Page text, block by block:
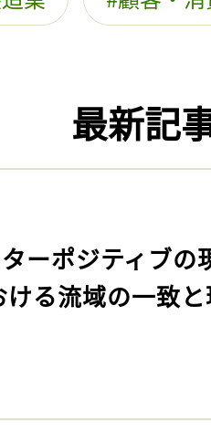
最新記
ターポジティブの
る流域の一致